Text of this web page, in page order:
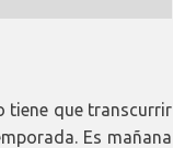
tiene que transcurrir
Es mañana